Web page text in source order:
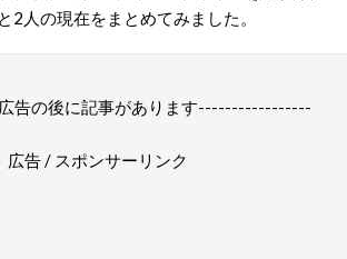
2人の現在をまとめてみました。
告の後に記事があります-----------------
広告 / スポンサーリンク